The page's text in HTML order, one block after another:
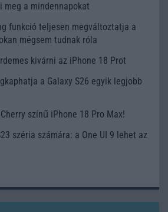
meg a mindennapokat
funkció teljesen megváltoztatja a
mégsem tudnak róla
kivárni az iPhone 18 Prot
a Galaxy S26 egyik legjobb
színű iPhone 18 Pro Max!
széria számára: a One UI 9 lehet az